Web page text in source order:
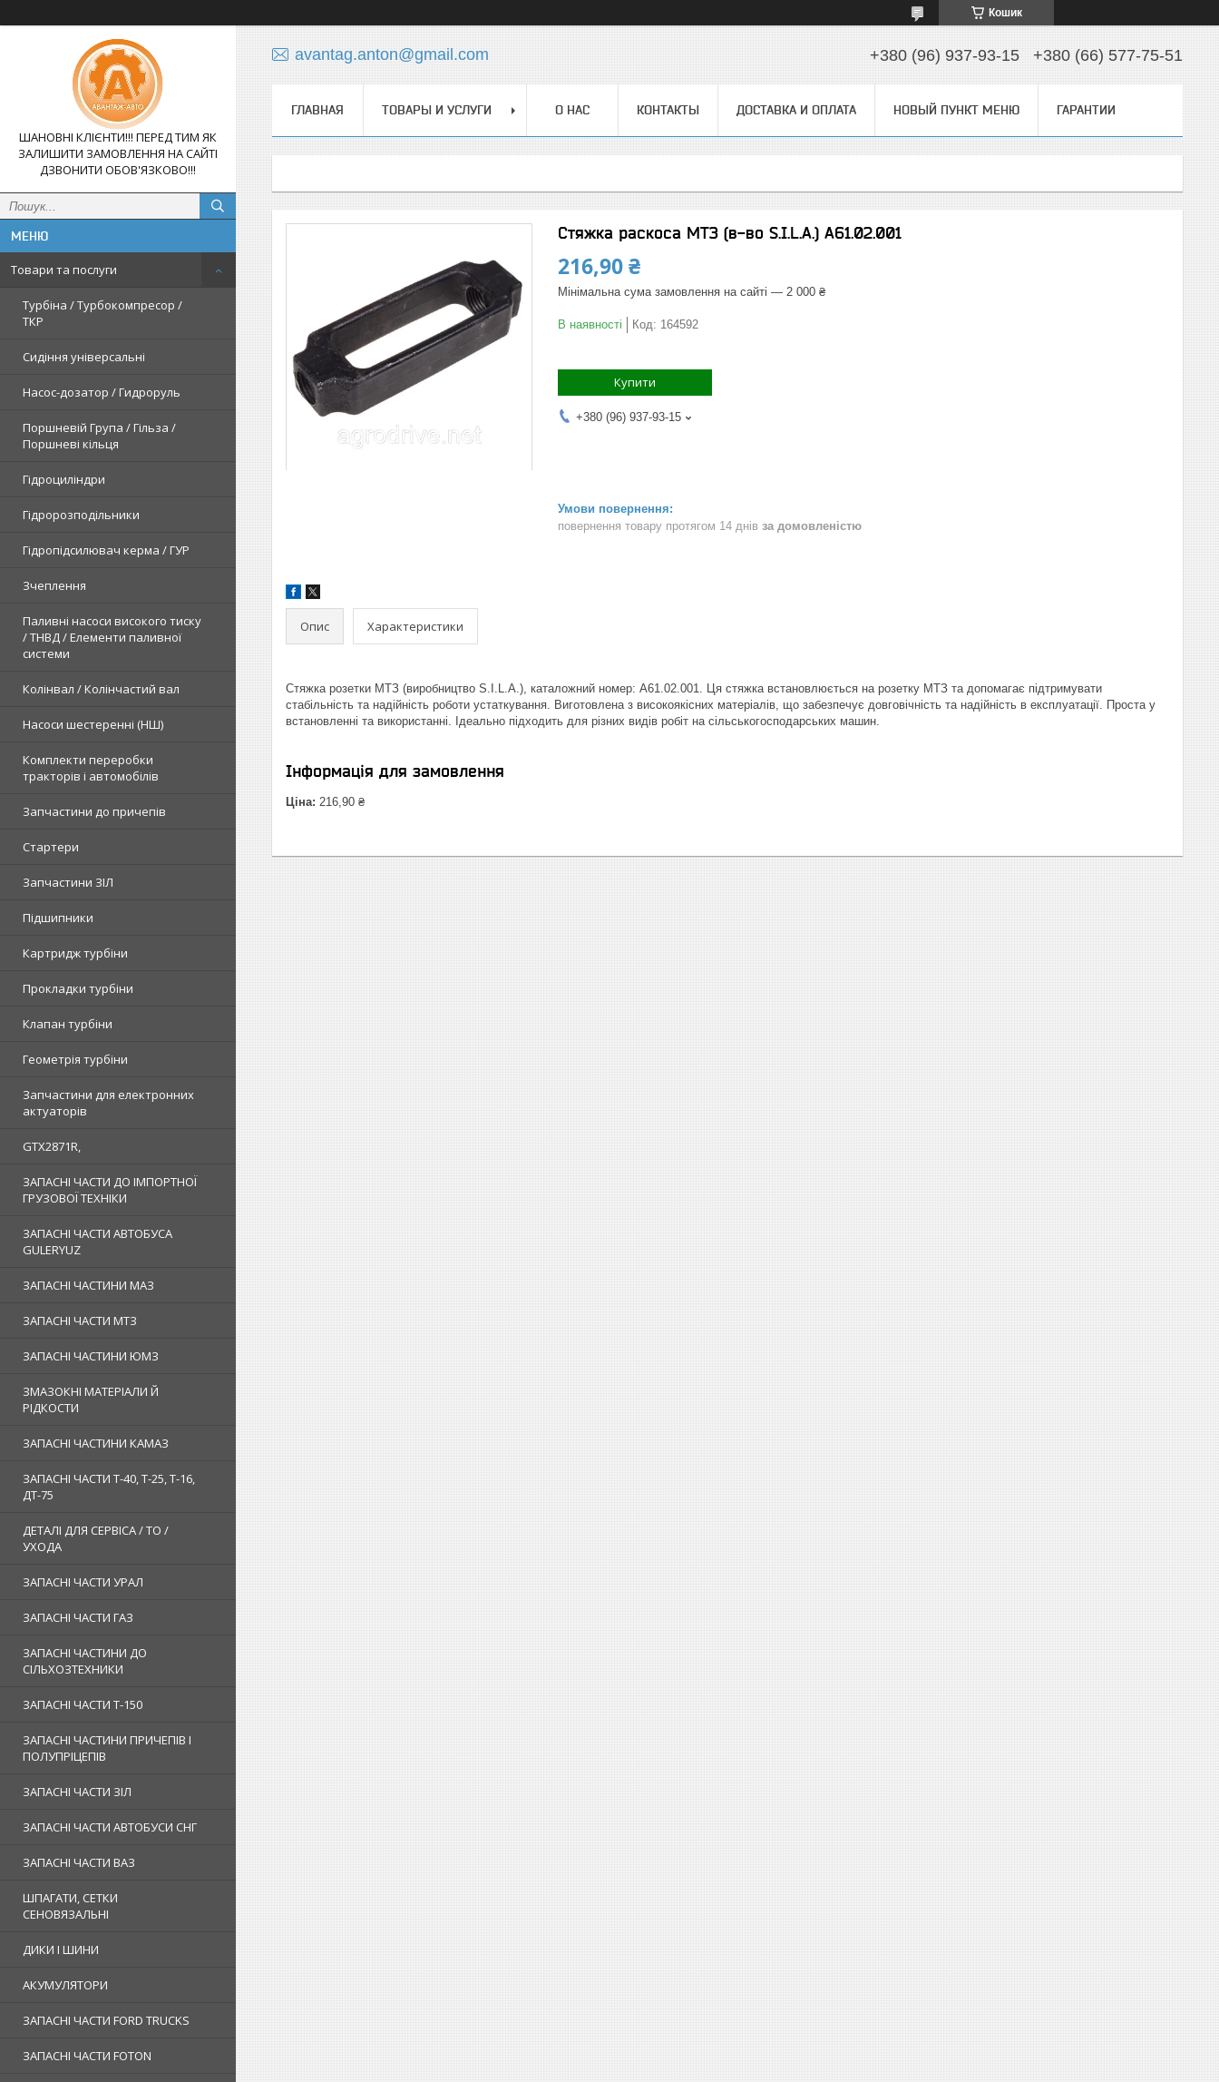
Кошик
ШАНОВНІ КЛІЄНТИ!!! ПЕРЕД ТИМ ЯК
ЗАЛИШИТИ ЗАМОВЛЕННЯ НА САЙТІ
ДЗВОНИТИ ОБОВ'ЯЗКОВО!!!
Товари та послуги
Турбіна / Турбокомпресор /
ТКР
Сидіння універсальні
Насос-дозатор / Гидроруль
Поршневій Група / Гільза /
Поршневі кільця
Гідроциліндри
Гідророзподільники
Гідропідсилювач керма / ГУР
Зчеплення
Паливні насоси високого тиску
/ ТНВД / Елементи паливної
системи
Колінвал / Колінчастий вал
Насоси шестеренні (НШ)
Комплекти переробки
тракторів і автомобілів
Запчастини до причепів
Стартери
Запчастини ЗІЛ
Підшипники
Картридж турбіни
Прокладки турбіни
Клапан турбіни
Геометрія турбіни
Запчастини для електронних
актуаторів
GTX2871R,
ЗАПАСНІ ЧАСТИ ДО ІМПОРТНОЇ
ГРУЗОВОЇ ТЕХНІКИ
ЗАПАСНІ ЧАСТИ АВТОБУСА
GULERYUZ
ЗАПАСНІ ЧАСТИНИ МАЗ
ЗАПАСНІ ЧАСТИ МТЗ
ЗАПАСНІ ЧАСТИНИ ЮМЗ
ЗМАЗОКНІ МАТЕРІАЛИ Й
РІДКОСТИ
ЗАПАСНІ ЧАСТИНИ КАМАЗ
ЗАПАСНІ ЧАСТИ Т-40, Т-25, Т-16,
ДТ-75
ДЕТАЛІ ДЛЯ СЕРВІСА / ТО /
УХОДА
ЗАПАСНІ ЧАСТИ УРАЛ
ЗАПАСНІ ЧАСТИ ГАЗ
ЗАПАСНІ ЧАСТИНИ ДО
СІЛЬХОЗТЕХНИКИ
ЗАПАСНІ ЧАСТИ Т-150
ЗАПАСНІ ЧАСТИНИ ПРИЧЕПІВ І
ПОЛУПРІЦЕПІВ
ЗАПАСНІ ЧАСТИ ЗІЛ
ЗАПАСНІ ЧАСТИ АВТОБУСИ СНГ
ЗАПАСНІ ЧАСТИ ВАЗ
ШПАГАТИ, СЕТКИ
СЕНОВЯЗАЛЬНІ
ДИКИ І ШИНИ
АКУМУЛЯТОРИ
ЗАПАСНІ ЧАСТИ FORD TRUCKS
ЗАПАСНІ ЧАСТИ FOTON
avantag.anton@gmail.com +380 (96) 937-93-15 +380 (66) 577-75-51
ГЛАВНАЯ ТОВАРЫ И УСЛУГИ О НАС КОНТАКТЫ ДОСТАВКА И ОПЛАТА НОВЫЙ ПУНКТ МЕНЮ ГАРАНТИИ
Стяжка раскоса МТЗ (в-во S.I.L.A.) А61.02.001
216,90 ₴
Мінімальна сума замовлення на сайті — 2 000 ₴
В наявності Код: 164592
Купити
+380 (96) 937-93-15
повернення товару протягом 14 днів за домовленістю
Опис Характеристики
Стяжка розетки МТЗ (виробництво S.I.L.A.), каталожний номер: А61.02.001. Ця стяжка встановлюється на розетку МТЗ та допомагає підтримувати
стабільність та надійність роботи устаткування. Виготовлена з високоякісних матеріалів, що забезпечує довговічність та надійність в експлуатації. Проста у
встановленні та використанні. Ідеально підходить для різних видів робіт на сільськогосподарських машин.
Інформація для замовлення
Ціна: 216,90 ₴